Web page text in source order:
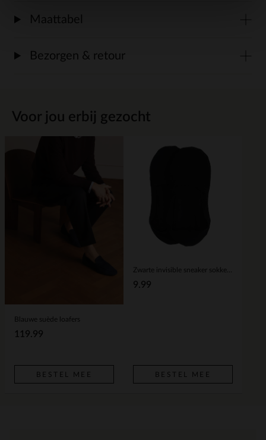
Voor jou erbij gezocht
Blauwe suède loafers
119.99
BESTEL MEE
9.99
BESTEL MEE
Maattabel
Bezorgen & retour